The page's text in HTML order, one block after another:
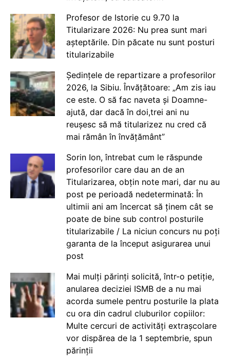
Profesor de Istorie cu 9.70 la
Titularizare 2026: Nu prea sunt mari
așteptările. Din păcate nu sunt posturi
titularizabile
Ședințele de repartizare a profesorilor
2026, la Sibiu. Învățătoare: „Am zis iau
ce este. O să fac naveta și Doamne-
ajută, dar dacă în doi,trei ani nu
reușesc să mă titularizez nu cred că
mai rămân în învățământ”
Sorin Ion, întrebat cum le răspunde
profesorilor care dau an de an
Titularizarea, obțin note mari, dar nu au
post pe perioadă nedeterminată: În
ultimii ani am încercat să ținem cât se
poate de bine sub control posturile
titularizabile / La niciun concurs nu poți
garanta de la început asigurarea unui
post
Mai mulți părinți solicită, într-o petiție,
anularea deciziei ISMB de a nu mai
acorda sumele pentru posturile la plata
cu ora din cadrul cluburilor copiilor:
Multe cercuri de activități extrașcolare
vor dispărea de la 1 septembrie, spun
părinții